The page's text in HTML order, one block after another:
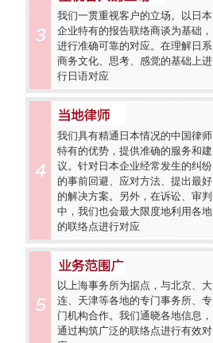
我们一贯重视客户的立场。以日本
企业特有的报告联络商谈为基础，
进行准确可靠的对应。在理解日系
商务文化、思考、感觉的基础上进
行日语对应
我们具有精通日本情况的中国律师
特有的优势，提供准确的服务和建
议。针对日本企业经常发生的纠纷
的事前回避、应对方法、提出最好
的解决方案。另外，在诉讼、审判
中，我们也会最大限度地利用各地
的联络点进行对应
以上海事务所为据点，与北京、大
连、天津等各地的专门事务所、专
门机构合作。我们通晓各地信息，
通过构筑广泛的联络点进行有效对